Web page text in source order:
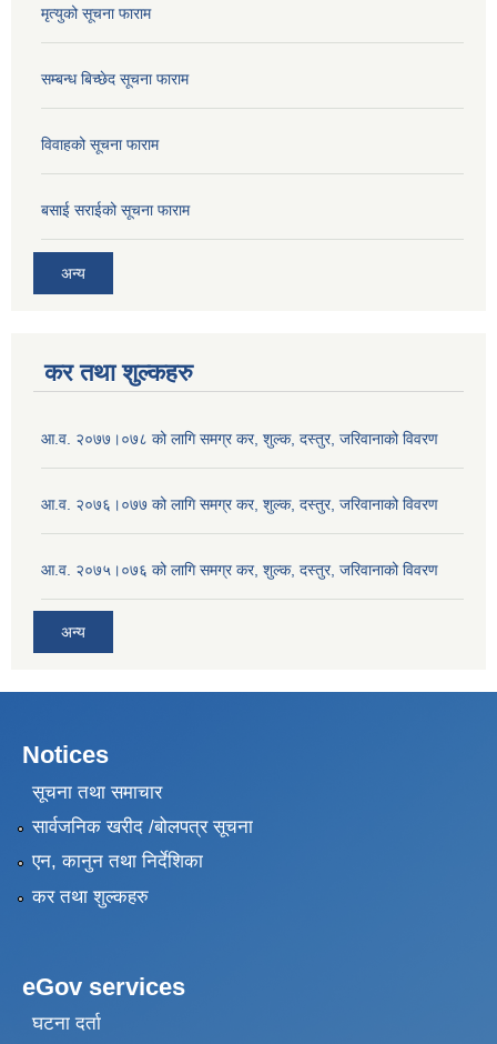
मृत्युको सूचना फाराम
सम्बन्ध बिच्छेद सूचना फाराम
विवाहको सूचना फाराम
बसाई सराईको सूचना फाराम
अन्य
कर तथा शुल्कहरु
आ.व. २०७७।०७८ को लागि समग्र कर, शुल्क, दस्तुर, जरिवानाको विवरण
आ.व. २०७६।०७७ को लागि समग्र कर, शुल्क, दस्तुर, जरिवानाको विवरण
आ.व. २०७५।०७६ को लागि समग्र कर, शुल्क, दस्तुर, जरिवानाको विवरण
अन्य
Notices
सूचना तथा समाचार
सार्वजनिक खरीद /बोलपत्र सूचना
एन, कानुन तथा निर्देशिका
कर तथा शुल्कहरु
eGov services
घटना दर्ता